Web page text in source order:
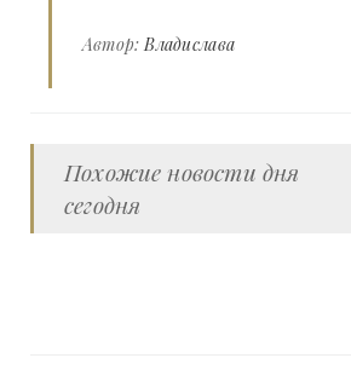
Автор:Владислава
Похожие новости дня
сегодня